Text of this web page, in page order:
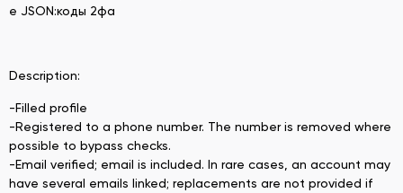
e JSON:коды 2фа
Description:
-Filled profile
-Registered to a phone number. The number is removed where
possible to bypass checks.
-Email verified; email is included. In rare cases, an account may
have several emails linked; replacements are not provided if